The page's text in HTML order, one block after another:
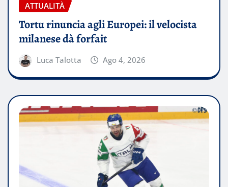
ATTUALITÀ
Tortu rinuncia agli Europei: il velocista
milanese dà forfait
Luca Talotta Ago 4, 2026